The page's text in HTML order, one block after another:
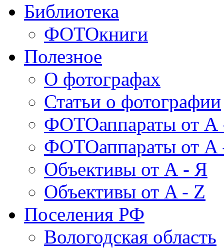
Библиотека
ФОТОкниги
Полезное
О фотографах
Статьи о фотографии
ФОТОаппараты от А
ФОТОаппараты от A
Объективы от А - Я
Объективы от A - Z
Поселения РФ
Вологодская область